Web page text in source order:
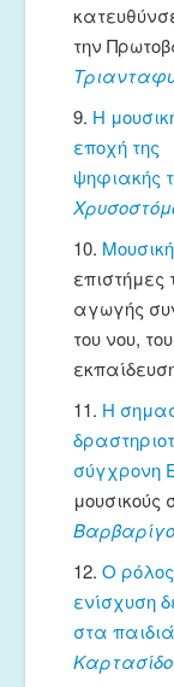
την
9. Η
εποχή της
ψηφιακής
10.
επιστήμες
αγωγής
του νου,
11. Η
σύγχρονη
μουσικούς
12. Ο ρόλος
ενίσχυση
στα